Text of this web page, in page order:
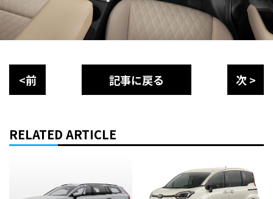
<前 記事に戻る 次 >
RELATED ARTICLE